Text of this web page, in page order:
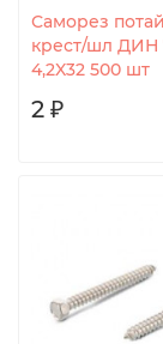
Саморез
крест/шл ДИН
4,2X32 500 шт
2 ₽